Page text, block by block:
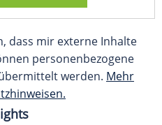
dass mir externe Inhalte
personenbezogene
werden. Mehr